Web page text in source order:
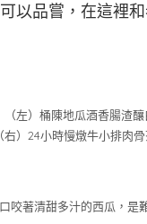
以品嘗，在這裡
左）桶陳地瓜酒香腸渣釀
（右）24小時慢燉牛小排肉骨
咬著清甜多汁的西瓜，是